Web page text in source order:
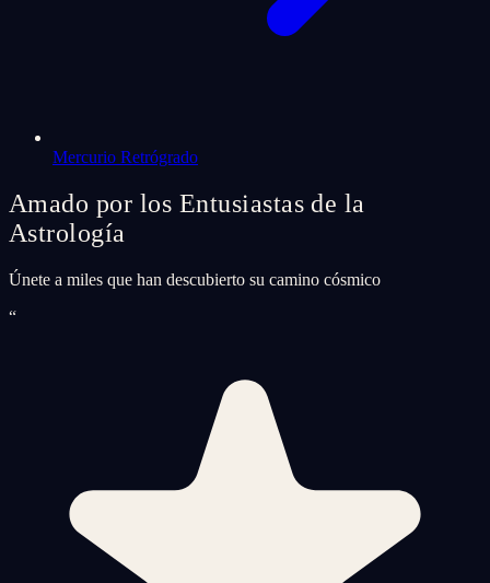
Mercurio Retrógrado
Amado por los Entusiastas de la
Astrología
Únete a miles que han descubierto su camino cósmico
“